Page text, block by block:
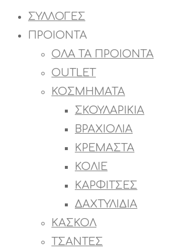
ΣΥΛΛΟΓΕΣ
ΠΡΟΙΟΝΤΑ
ΟΛΑ ΤΑ ΠΡΟΙΟΝΤΑ
OUTLET
ΚΟΣΜΗΜΑΤΑ
ΣΚΟΥΛΑΡΙΚΙΑ
ΒΡΑΧΙΟΛΙΑ
ΚΡΕΜΑΣΤΑ
ΚΟΛΙΕ
ΚΑΡΦΙΤΣΕΣ
ΔΑΧΤΥΛΙΔΙΑ
ΚΑΣΚΟΛ
ΤΣΑΝΤΕΣ